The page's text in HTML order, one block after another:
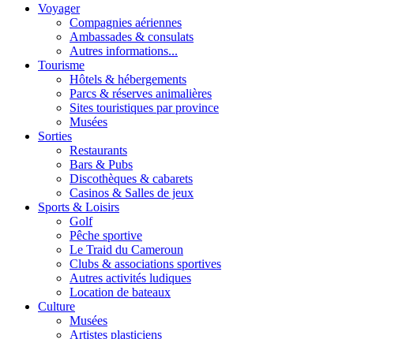
Voyager
Compagnies aériennes
Ambassades & consulats
Autres informations...
Tourisme
Hôtels & hébergements
Parcs & réserves animalières
Sites touristiques par province
Musées
Sorties
Restaurants
Bars & Pubs
Discothèques & cabarets
Casinos & Salles de jeux
Sports & Loisirs
Golf
Pêche sportive
Le Traid du Cameroun
Clubs & associations sportives
Autres activités ludiques
Location de bateaux
Culture
Musées
Artistes plasticiens